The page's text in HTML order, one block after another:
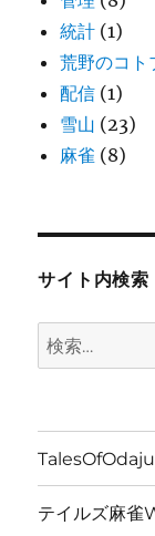
統計 (1)
荒野のコト
配信 (1)
雪山 (23)
麻雀 (8)
サイト内検索
検
索:
テイルズ麻雀